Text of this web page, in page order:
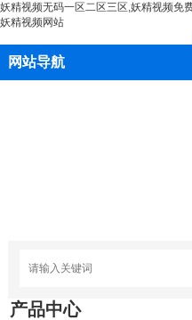
妖精视频无码一区二区三区,妖精视频免
妖精视频网站
网站导航
产品中心